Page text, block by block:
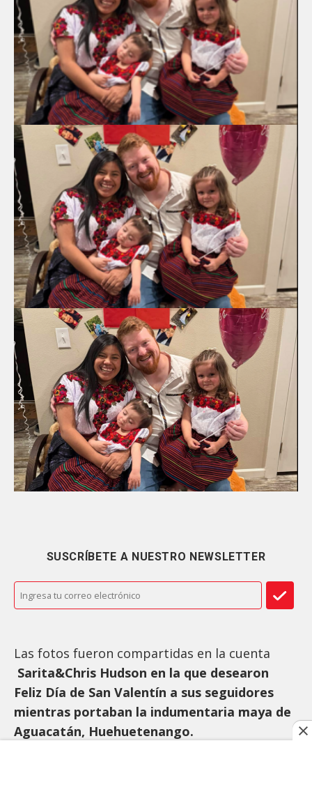
SUSCRÍBETE A NUESTRO NEWSLETTER
Las fotos fueron compartidas en la cuenta
Sarita&Chris Hudson en la que desearon
Feliz Día de San Valentín a sus seguidores
mientras portaban la indumentaria maya de
Aguacatán, Huehuetenango.